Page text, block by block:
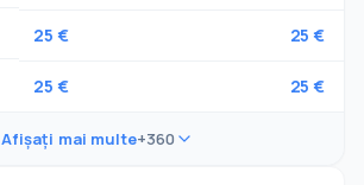
25 € 25 €
25 € 25 €
Afișați mai multe+360